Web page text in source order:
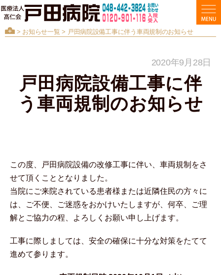
> お知らせ一覧 > 戸田病院設備工事に伴う車両規制のお知らせ
2020年9月28日
戸田病院設備工事に伴
う車両規制のお知らせ
この度、戸田病院設備の改修工事に伴い、車両規制をさ
せて頂くこととなりました。
当院にご来院されている患者様または近隣住民の方々に
は、ご不便、ご迷惑をおかけいたしますが、何卒、ご理
解とご協力の程、よろしくお願い申し上げます。
工事に際しましては、安全の確保に十分な対策をたてて
進めて参ります。